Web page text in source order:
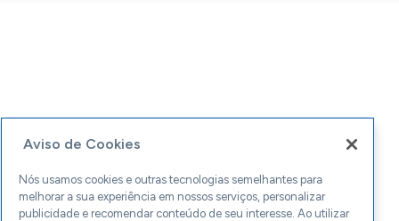
Aviso de Cookies
Nós usamos cookies e outras tecnologias semelhantes para
melhorar a sua experiência em nossos serviços, personalizar
publicidade e recomendar conteúdo de seu interesse. Ao utilizar